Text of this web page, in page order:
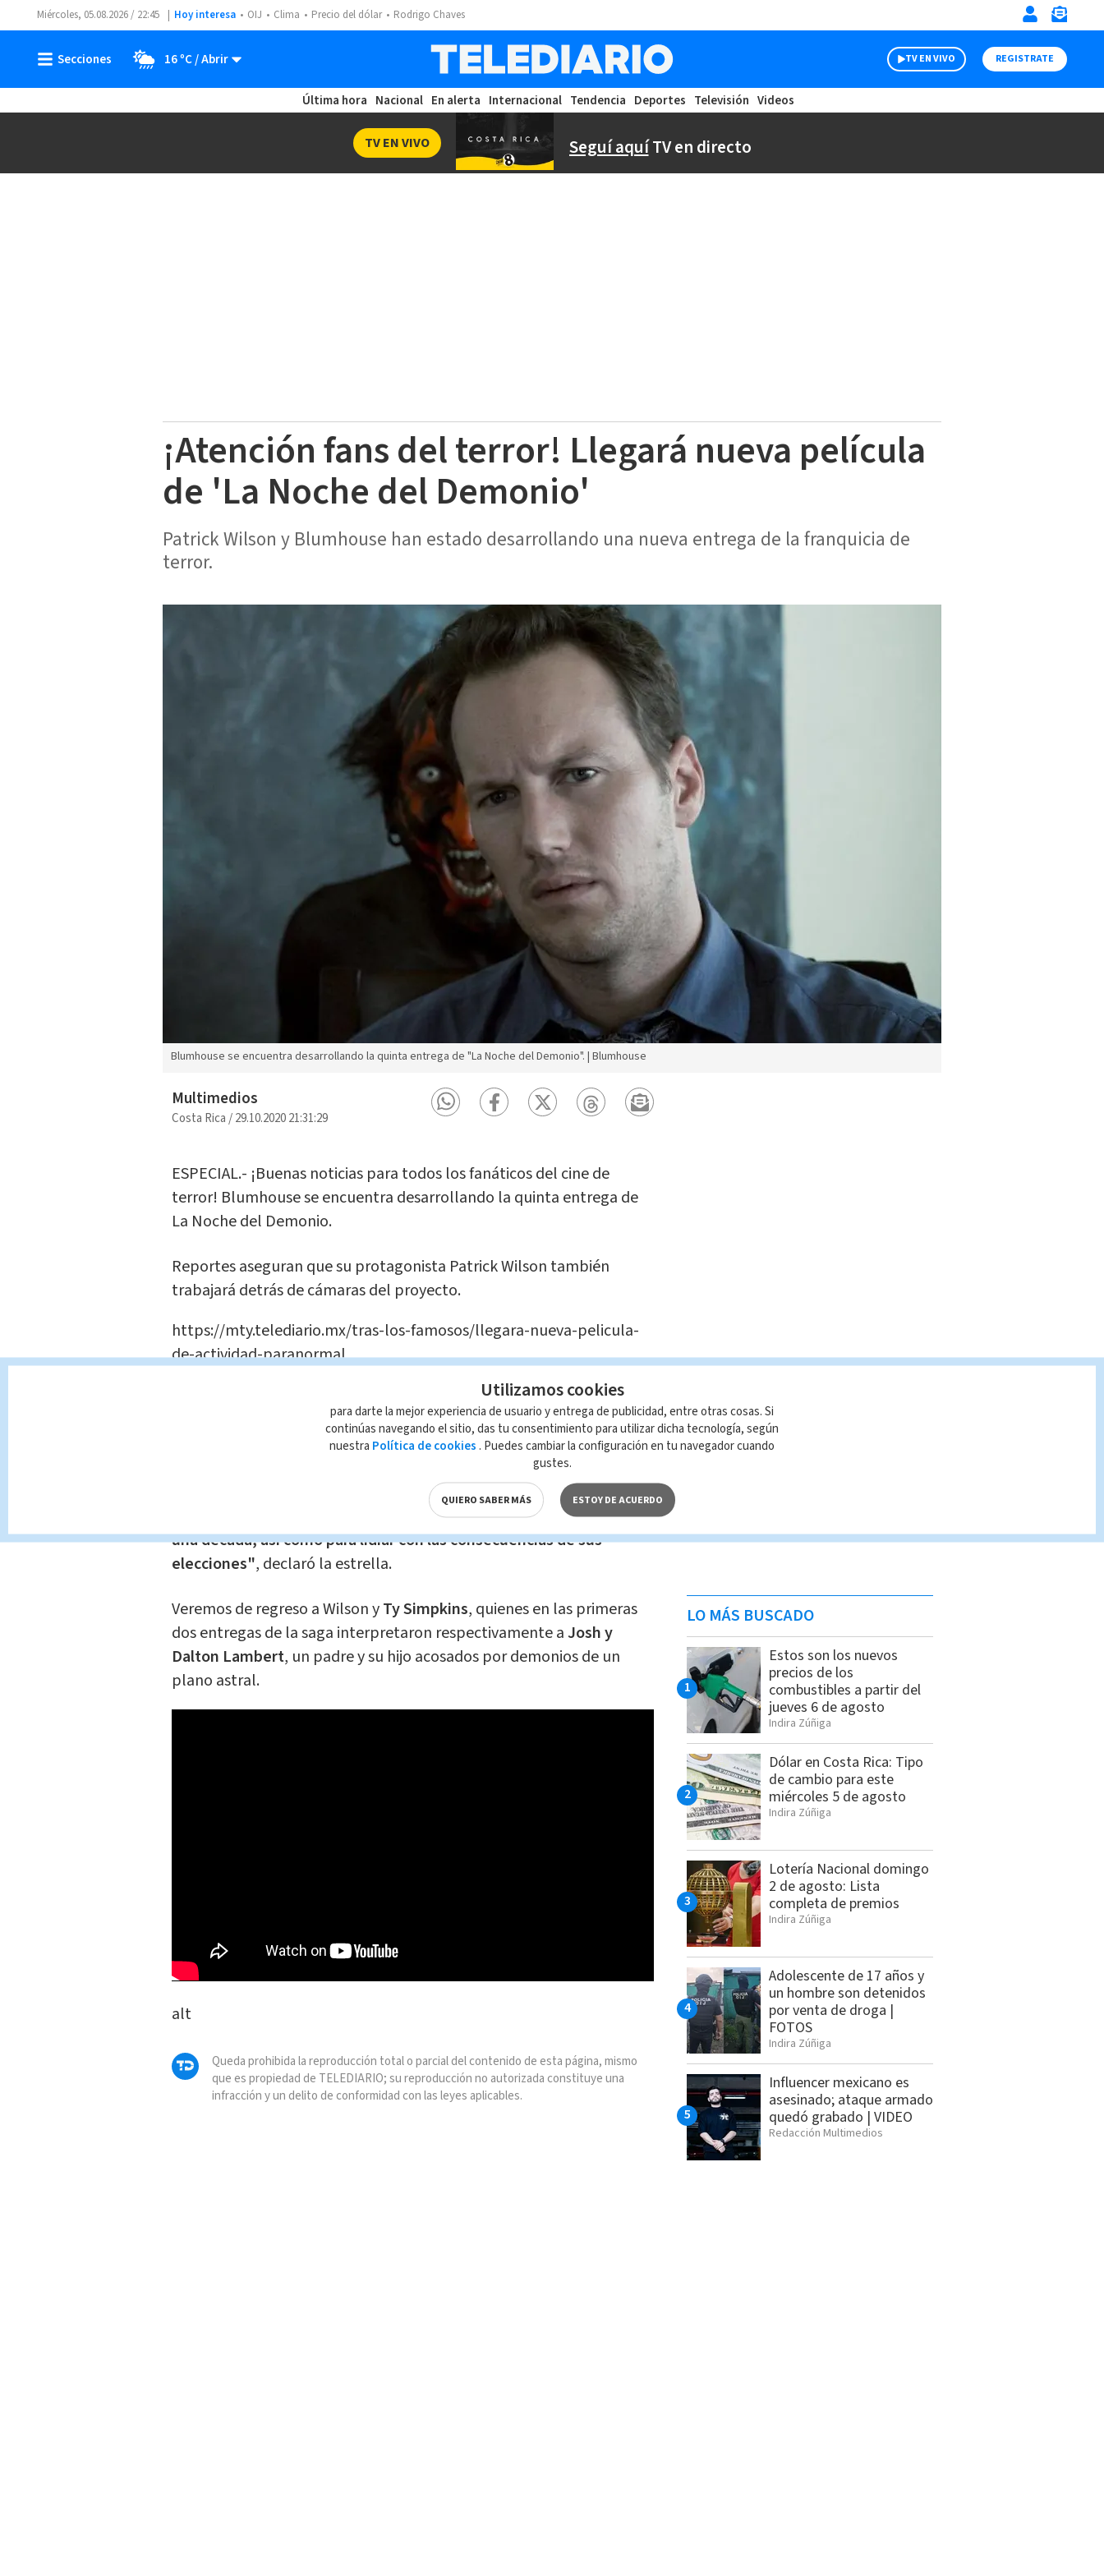
Miércoles, 05.08.2026 / 22:45 Hoy interesa OIJ Clima Precio del dólar Rodrigo Chaves
16 ºC TV EN VIVO REGISTRATE
Última hora Nacional En alerta Internacional Tendencia Deportes Televisión Videos
Seguí aquíTV en directo
TV EN VIVO
¡Atención fans del terror! Llegará nueva película
de 'La Noche del Demonio'
Patrick Wilson y Blumhouse han estado desarrollando una nueva entrega de la franquicia de
terror.
Blumhouse se encuentra desarrollando la quinta entrega de "La Noche del Demonio". | Blumhouse
Multimedios
Costa Rica/29.10.2020 21:31:29
ESPECIAL.- ¡Buenas noticias para todos los fanáticos del cine de
terror! Blumhouse se encuentra desarrollando la quinta entrega de
La Noche del Demonio.
Reportes aseguran que su protagonista Patrick Wilson también
trabajará detrás de cámaras del proyecto.
https://mty.telediario.mx/tras-los-famosos/llegara-nueva-pelicula-
de-actividad-paranormal
Según Collider, la casa productora anunció este jueves que está en
debut de Patrick Wilson como director.
"Me siento honrado y emocionado de estar al mando de la próxima
entrega de 'La Noche del Demonio', quebrindará una oportunidad
increíble para desentrañar todo lo que pasaron los Lambert hace
una década, así como para lidiar con las consecuencias de sus
elecciones", declaró la estrella.
Veremos de regreso a Wilson yTySimpkins, quienes en las primeras
dos entregas de la saga interpretaron respectivamente a Josh y
Dalton Lambert, un padre y su hijo acosados por demonios de un
plano astral.
alt
Queda prohibida la reproducción total o parcial del contenido de esta página, mismo
que es propiedad de TELEDIARIO; su reproducción no autorizada constituye una
infracción y un delito de conformidad con las leyes aplicables.
LO MÁS BUSCADO
Estos son los nuevos
precios de los
combustibles a partir del
jueves 6 de agosto
Indira Zúñiga
Dólar en Costa Rica: Tipo
de cambio para este
miércoles 5 de agosto
Indira Zúñiga
Lotería Nacional domingo
2 de agosto: Lista
completa de premios
Indira Zúñiga
Adolescente de 17 años y
un hombre son detenidos
por venta de droga |
FOTOS
Indira Zúñiga
Influencer mexicano es
asesinado; ataque armado
quedó grabado | VIDEO
Redacción Multimedios
Utilizamos cookies
para darte la mejor experiencia de usuario y entrega de publicidad, entre otras cosas. Si
continúas navegando el sitio, das tu consentimiento para utilizar dicha tecnología, según
nuestra Política de cookies . Puedes cambiar la configuración en tu navegador cuando
gustes.
QUIERO SABER MÁS ESTOY DE ACUERDO